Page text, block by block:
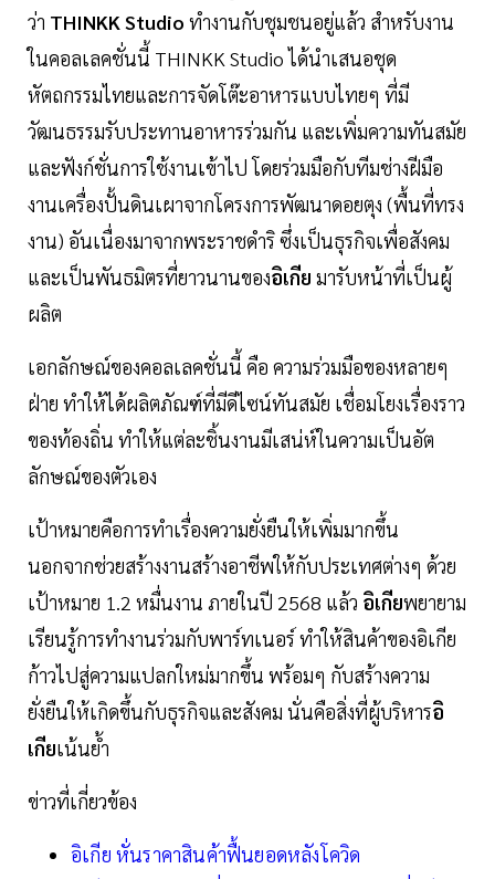
ว่า THINKK Studio ทำงานกับชุมชนอยู่แล้ว สำหรับงาน
ในคอลเลคชั่นนี้ THINKK Studio ได้นำเสนอชุด
หัตถกรรมไทยและการจัดโต๊ะอาหารแบบไทยๆ ที่มี
วัฒนธรรมรับประทานอาหารร่วมกัน และเพิ่มความทันสมัย
และฟังก์ชั่นการใช้งานเข้าไป โดยร่วมมือกับทีมช่างฝีมือ
งานเครื่องปั้นดินเผาจากโครงการพัฒนาดอยตุง (พื้นที่ทรง
งาน) อันเนื่องมาจากพระราชดำริ ซึ่งเป็นธุรกิจเพื่อสังคม
และเป็นพันธมิตรที่ยาวนานของอิเกีย มารับหน้าที่เป็นผู้
ผลิต
เอกลักษณ์ของคอลเลคชั่นนี้ คือ ความร่วมมือของหลายๆ
ฝ่าย ทำให้ได้ผลิตภัณฑ์ที่มีดีไซน์ทันสมัย เชื่อมโยงเรื่องราว
ของท้องถิ่น ทำให้แต่ละชิ้นงานมีเสน่ห์ในความเป็นอัต
ลักษณ์ของตัวเอง
เป้าหมายคือการทำเรื่องความยั่งยืนให้เพิ่มมากขึ้น
นอกจากช่วยสร้างงานสร้างอาชีพให้กับประเทศต่างๆ ด้วย
เป้าหมาย 1.2 หมื่นงาน ภายในปี 2568 แล้ว อิเกียพยายาม
เรียนรู้การทำงานร่วมกับพาร์ทเนอร์ ทำให้สินค้าของอิเกีย
ก้าวไปสู่ความแปลกใหม่มากขึ้น พร้อมๆ กับสร้างความ
ยั่งยืนให้เกิดขึ้นกับธุรกิจและสังคม นั่นคือสิ่งที่ผู้บริหารอิ
เกียเน้นย้ำ
ข่าวที่เกี่ยวข้อง
อิเกีย หั่นราคาสินค้าฟื้นยอดหลังโควิด